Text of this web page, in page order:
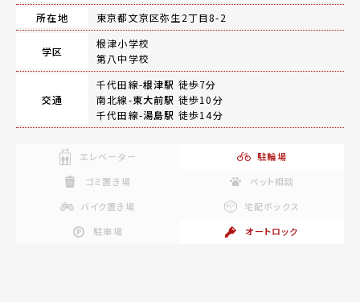
所在地
東京都文京区弥生2丁目8-2
学区
根津小学校
第八中学校
交通
千代田線-根津駅 徒歩7分
南北線-東大前駅 徒歩10分
千代田線-湯島駅 徒歩14分
エレベーター
駐輪場
ゴミ置き場
ペット相談
バイク置き場
宅配ボックス
駐車場
オートロック